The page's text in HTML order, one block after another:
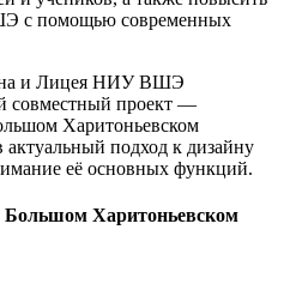
с помощью современных
и Лицея НИУ ВШЭ
совместный проект —
Харитоньевском
актуальный подход к дизайну
её основных функций.
Харитоньевском